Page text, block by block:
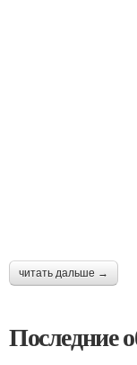
читать дальше →
Последние